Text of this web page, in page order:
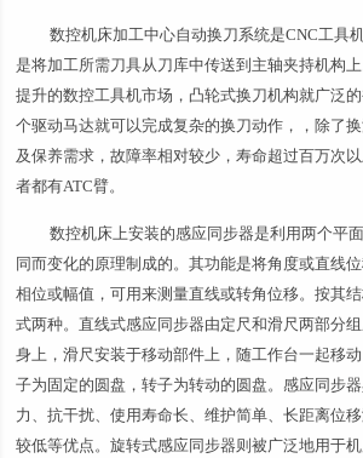
数控机床加工中心自动换刀系统是CNC工具
是将加工所需刀具从刀库中传送到主轴夹持机构
提升的数控工具机市场，凸轮式换刀机构就广泛
个驱动马达就可以完成复杂的换刀动作，，除了
及保养需求，故障率相对较少，寿命超过百万次
者都有ATC臂。
数控机床上安装的感应同步器是利用两个平
同而变化的原理制成的。其功能是将角度或直线
相位或幅值，可用来测量直线或转角位移。按其
式两种。直线式感应同步器由定尺和滑尺两部分
身上，滑尺安装于移动部件上，随工作台一起移
子为固定的圆盘，转子为转动的圆盘。感应同步
力、抗干扰、使用寿命长、维护简单、长距离位
较低等优点。旋转式感应同步器则被广泛地用于